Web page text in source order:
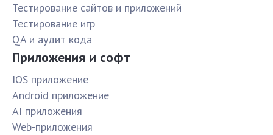
Тестирование сайтов и приложений
Тестирование игр
QA и аудит кода
Приложения и софт
IOS приложение
Android приложение
AI приложения
Web-приложения